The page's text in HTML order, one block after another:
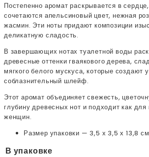
Постепенно аромат раскрывается в
сочетаются апельсиновый цвет, нежная
жасмин. Эти ноты придают композиции
деликатную сладость.
В завершающих нотах туалетной воды
древесные оттенки гваякового дерева,
мягкого белого мускуса, которые создают
соблазнительный шлейф.
Этот аромат объединяет свежесть,
глубину древесных нот и подходит как
женщин.
Размер упаковки — 3,5 х 3,5 х 13,8 см
В упаковке